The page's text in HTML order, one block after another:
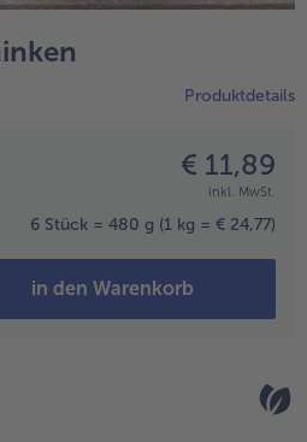
Produktdetails
€ 11,89
inkl. MwSt.
6 Stück = 480 g (1 kg = € 24,77)
in den Warenkorb